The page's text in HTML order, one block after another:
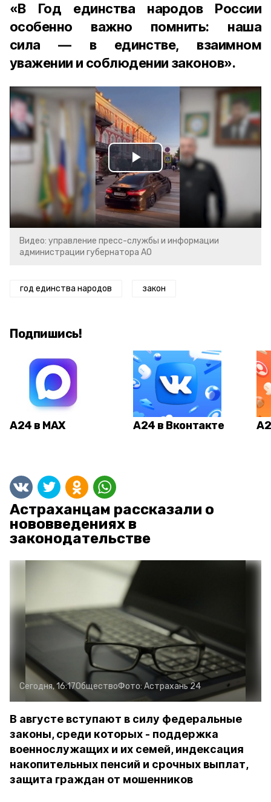
«В Год единства народов России
особенно важно помнить: наша
сила — в единстве, взаимном
уважении и соблюдении законов».
Play
Video
Видео: управление пресс-службы и информации
администрации губернатора АО
год единства народов закон
Подпишись!
А24 в MAX А24 в Вконтакте
Астраханцам рассказали о
нововведениях в
законодательстве
Сегодня, 16:17ОбществоФото: Астрахань 24
В августе вступают в силу федеральные
законы, среди которых - поддержка
военнослужащих и их семей, индексация
накопительных пенсий и срочных выплат,
защита граждан от мошенников